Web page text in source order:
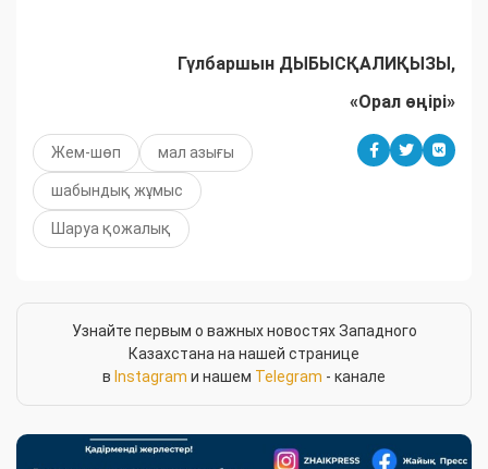
Гүлбаршын ДЫБЫСҚАЛИҚЫЗЫ,
«Орал өңірі»
Жем-шөп мал азығы
шабындық жұмыс
Шаруа қожалық
Узнайте первым о важных новостях Западного
Казахстана на нашей странице
в Instagram и нашем Telegram - канале